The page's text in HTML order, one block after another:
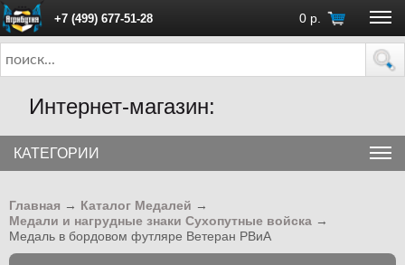
+7 (499) 677-51-28 0 р.
ПН - ПТ с 10:00 до 18:00 (Москва)
Интернет-магазин:
КАТЕГОРИИ
Главная → Каталог Медалей →
Медали и нагрудные знаки Сухопутные войска →
Медаль в бордовом футляре Ветеран РВиА